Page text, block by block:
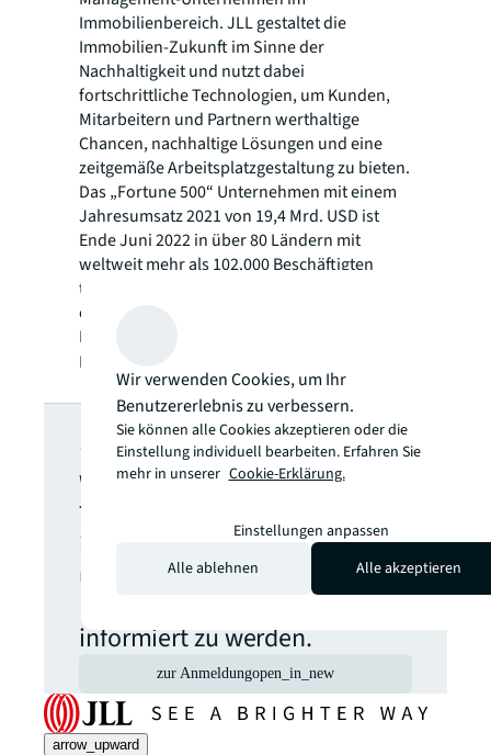
Immobilienbereich. JLL gestaltet die
Immobilien-Zukunft im Sinne der
Nachhaltigkeit und nutzt dabei
fortschrittliche Technologien, um Kunden,
Mitarbeitern und Partnern werthaltige
Chancen, nachhaltige Lösungen und eine
zeitgemäße Arbeitsplatzgestaltung zu bieten.
Das „Fortune 500“ Unternehmen mit einem
Jahresumsatz 2021 von 19,4 Mrd. USD ist
Ende Juni 2022 in über 80 Ländern mit
weltweit mehr als 102.000 Beschäftigten
tätig. JLL ist der Markenname und ein
eingetragenes Markenzeichen von Jones
Lang LaSalle Incorporated. Weitere
Informationen finden Sie unter
JLL Newsletter
Wählen Sie aus, welche
Themen Sie aktuell
interessieren, um regelmäßig
über relevante
Neuveröffentlichungen
informiert zu werden.
zur Anmeldungopen_in_new
arrow_upward
Wir verwenden Cookies, um Ihr
Benutzererlebnis zu verbessern.
Sie können alle Cookies akzeptieren oder die
Einstellung individuell bearbeiten. Erfahren Sie
mehr in unserer Cookie-Erklärung.
Einstellungen anpassen
Alle ablehnen
Alle akzeptieren